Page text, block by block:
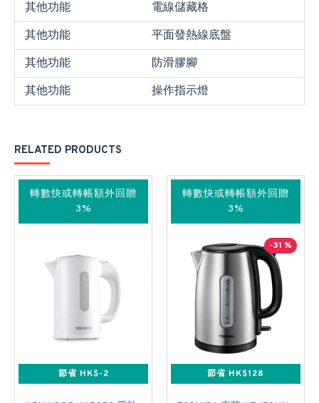
其他功能
電線儲藏格
其他功能
平面發熱線底盤
其他功能
防滑膠腳
其他功能
操作指示燈
RELATED PRODUCTS
轉數快或轉帳額外回贈
3%
節省 HK$-2
轉數快或轉帳額外回贈
3%
-31 %
節省 HK$128